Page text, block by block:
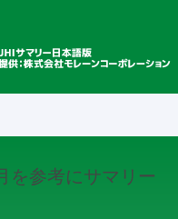
を参考にサマリー